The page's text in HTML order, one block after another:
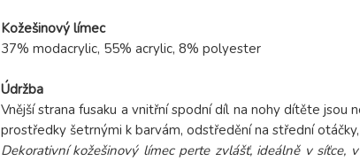
Kožešinový límec
37% modacrylic, 55% acrylic, 8% polyester
Údržba
Vnější strana fusaku a vnitřní spodní díl na nohy dítěte
prostředky šetrnými k barvám, odstředění na střední
Dekorativní kožešinový límec perte zvlášť, ideálně v síťce,